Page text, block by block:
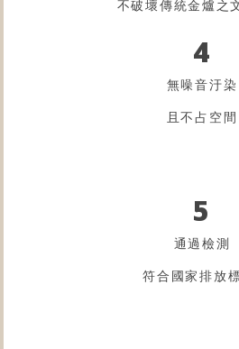
不破壞傳統金爐之
4
無噪音汙染
且不占空間
5
通過檢測
符合國家排放